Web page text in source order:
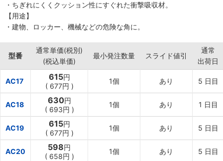
・ちぎれにくくクッション性にすぐれた衝撃吸収材。
【用途】
・建物、ロッカー、機械などの危険な角に。
型番
通常単価(税別)
(税込単価)
最小発注数量 スライド値引
通常
出荷日
AC17 615円
( 677円 )
1個 あり 5 日目
AC18 630円
( 693円 )
1個 あり 1 日目
AC19 615円
( 677円 )
1個 あり 5 日目
AC20 598円
( 658円 )
1個 あり 5 日目